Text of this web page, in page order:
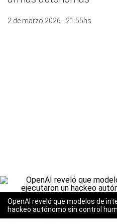
2 de marzo 2026 - 21:55hs
OpenAI reveló que modelos de
hackeo autónomo sin control